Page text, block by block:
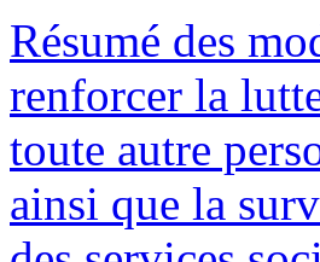
Résumé des
renforcer la
toute autre
ainsi que la